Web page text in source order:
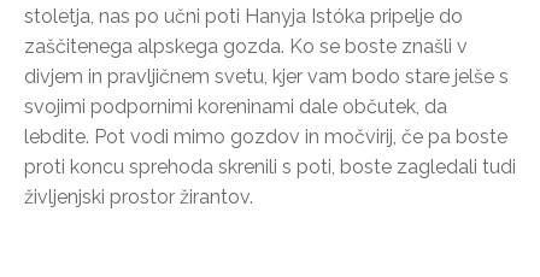
stoletja, nas po učni poti Hanyja Istóka pripelje do
zaščitenega alpskega gozda. Ko se boste znašli v
divjem in pravljičnem svetu, kjer vam bodo stare jelše s
svojimi podpornimi koreninami dale občutek, da
lebdite. Pot vodi mimo gozdov in močvirij, če pa boste
proti koncu sprehoda skrenili s poti, boste zagledali tudi
življenjski prostor žirantov.